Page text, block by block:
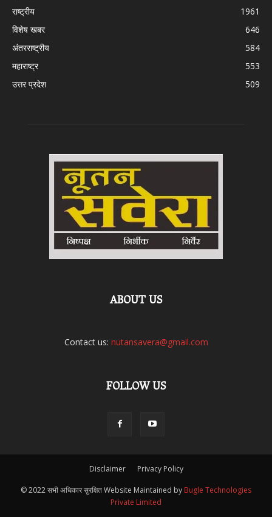
राष्ट्रीय
1961
विशेष खबर
646
अंतरराष्ट्रीय
584
महाराष्ट्र
553
उत्तर प्रदेश
509
ABOUT US
Contact us: nutansavera@gmail.com
FOLLOW US
Disclaimer Privacy Policy
© 2022 सभी अधिकार सुरक्षित Website Maintained by Bugle Technologies
Private Limited